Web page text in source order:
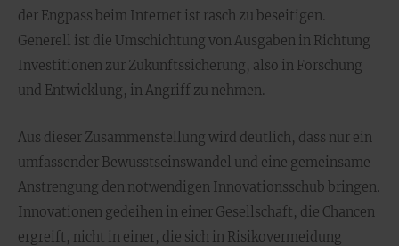
der Engpass beim Internet ist rasch zu beseitigen.
Generell ist die Umschichtung von Ausgaben in Richtung
Investitionen zur Zukunftssicherung, also in Forschung
und Entwicklung, in Angriff zu nehmen.
Aus dieser Zusammenstellung wird deutlich, dass nur ein
umfassender Bewusstseinswandel und eine gemeinsame
Anstrengung den notwendigen Innovationsschub bringen.
Innovationen gedeihen in einer Gesellschaft, die Chancen
ergreift, nicht in einer, die sich in Risikovermeidung